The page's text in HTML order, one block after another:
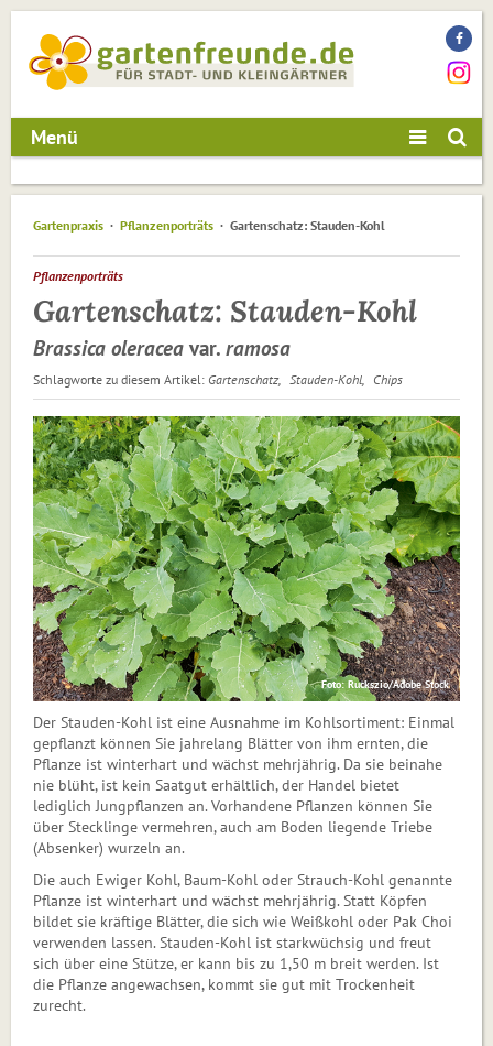
Menü
Gartenpraxis Pflanzenporträts Gartenschatz: Stauden-Kohl
Pflanzenporträts
Gartenschatz: Stauden-Kohl
Brassica oleracea var. ramosa
Schlagworte zu diesem Artikel: Gartenschatz Stauden-Kohl Chips
Foto: Ruckszio/Adobe Stock
Der Stauden-Kohl ist eine Ausnahme im Kohlsortiment: Einmal
gepflanzt können Sie jahrelang Blätter von ihm ernten, die
Pflanze ist winterhart und wächst mehrjährig. Da sie beinahe
nie blüht, ist kein Saatgut erhältlich, der Handel bietet
lediglich Jungpflanzen an. Vorhandene Pflanzen können Sie
über Stecklinge vermehren, auch am Boden liegende Triebe
(Absenker) wurzeln an.
Die auch Ewiger Kohl, Baum-Kohl oder Strauch-Kohl genannte
Pflanze ist winterhart und wächst mehrjährig. Statt Köpfen
bildet sie kräftige Blätter, die sich wie Weißkohl oder Pak Choi
verwenden lassen. Stauden-Kohl ist starkwüchsig und freut
sich über eine Stütze, er kann bis zu 1,50 m breit werden. Ist
die Pflanze angewachsen, kommt sie gut mit Trockenheit
zurecht.